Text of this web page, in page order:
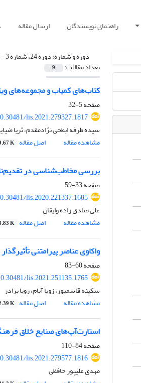
راهنمای نویسندگان ارسال مقاله
دوره و شماره:دوره 24، شماره 3 - شماره پیاپی 95، پاییز 1400، صفحه 5-241
تعداد مقالات: 9
کتاب‌های کمیاب و مجموعه‌های
صفحه5-32
lis.2021.279327.1817
سیده طرفه ابطحی نژادمقدم، ثریا
مشاهده مقاله
اصل مقاله K
بررسی مخاطب‌شناسی در
صفحه33-59
lis.2020.221337.1685
علی صادق زاده وایقان
مشاهده مقاله
اصل مقاله K
واکاوی عناصر پیرامتنی
صفحه60-83
lis.2021.251135.1765
سکینه قاسمپور، زویا آبام، رویا برادر
مشاهده مقاله
اصل مقاله K
استارت‌آپ‌های صنایع خلاق
صفحه84-110
lis.2021.279577.1816
مهدی علیپور حافظی